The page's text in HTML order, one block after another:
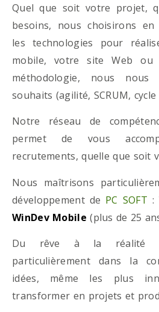
Quel que soit votre projet,
besoins, nous choisirons en
les technologies pour
mobile, votre site Web ou
méthodologie, nous
souhaits (agilité, SCRUM,
Notre réseau de
permet de vous
recrutements, quelle que soit
Nous maîtrisons
développement de PC SOFT :
WinDev Mobile (plus de 25
Du rêve à la réalité :
particulièrement dans la
idées, même les plus
transformer en projets et